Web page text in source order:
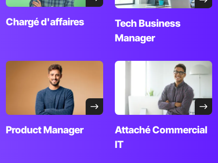
Chargé d'affaires
Tech Business
Manager
Product Manager
Attaché Commercial
IT